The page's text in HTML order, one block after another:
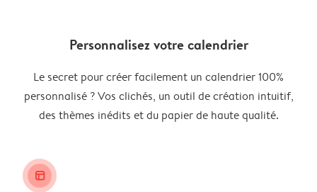
Personnalisez votre calendrier
Le secret pour créer facilement un calendrier 100%
personnalisé ? Vos clichés, un outil de création intuitif,
des thèmes inédits et du papier de haute qualité.
layout_alt